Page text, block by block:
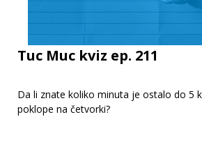
Tuc Muc kviz ep. 211
Da li znate koliko minuta je ostalo do 5
poklope na četvorki?